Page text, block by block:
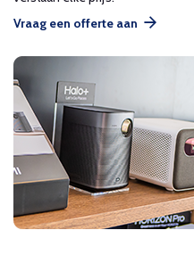
Vraag een offerte aan